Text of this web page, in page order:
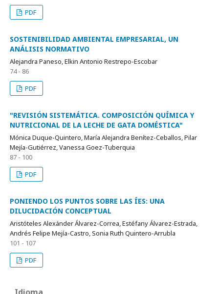
PDF
SOSTENIBILIDAD AMBIENTAL EMPRESARIAL, UN
ANÁLISIS NORMATIVO
Alejandra Paneso, Elkin Antonio Restrepo-Escobar
74 - 86
PDF
"REVISIÓN SISTEMÁTICA. COMPOSICIÓN QUÍMICA Y
NUTRICIONAL DE LA LECHE DE GATA DOMÉSTICA"
Mónica Duque-Quintero, María Alejandra Benítez-Ceballos, Pilar
Mejía-Gutiérrez, Vanessa Goez-Tuberquia
87 - 100
PDF
PONIENDO LOS PUNTOS SOBRE LAS ÍES: UNA
DILUCIDACIÓN CONCEPTUAL
Aristóteles Alexánder Álvarez-Correa, Estéfany Álvarez-Estrada,
Andrés Felipe Mejía-Castro, Sonia Ruth Quintero-Arrubla
101 - 107
PDF